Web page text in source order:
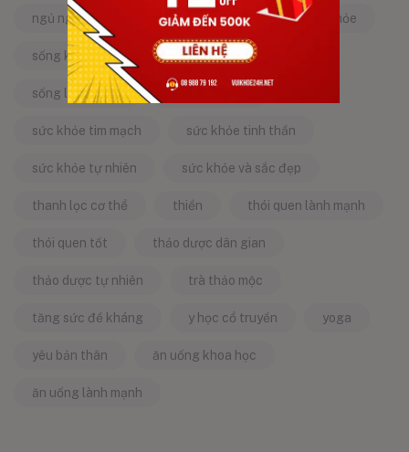
ngủ ngon năng lượng tích cực sống khỏe
sống khỏe mỗi ngày sống khỏe đẹp
sống lành mạnh sống tích cực
sức khỏe tim mạch sức khỏe tinh thần
sức khỏe tự nhiên sức khỏe và sắc đẹp
thanh lọc cơ thể thiền thói quen lành mạnh
thói quen tốt thảo dược dân gian
thảo dược tự nhiên trà thảo mộc
tăng sức đề kháng y học cổ truyền yoga
yêu bản thân ăn uống khoa học
ăn uống lành mạnh